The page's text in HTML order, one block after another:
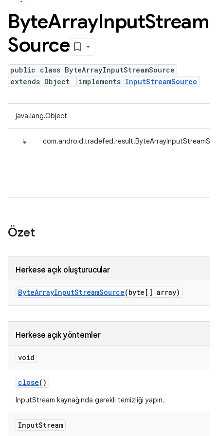
ByteArrayInputStream
Source
public class ByteArrayInputStreamSource
extends Object
implements InputStreamSource
java.lang.Object
↳
Özet
Herkese açık oluşturucular
ByteArrayInputStreamSource(byte[] array)
Herkese açık yöntemler
void
close()
InputStream kaynağında gerekli temizliği yapın.
InputStream